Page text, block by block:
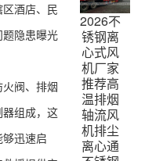
酒店、民
隐患曝光
阀、排烟
组成，这
迅速启
2026不
锈钢离
心式风
机厂家
推荐高
温排烟
轴流风
机排尘
离心通